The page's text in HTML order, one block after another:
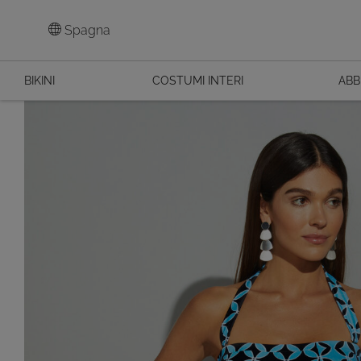
Spagna
BIKINI COSTUMI INTERI